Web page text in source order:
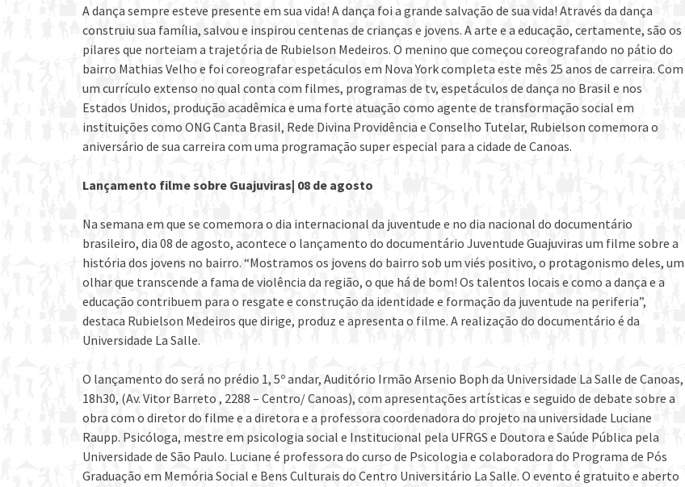
A dança sempre esteve presente em sua vida! A dança foi a grande salvação de sua vida! Através da dança
construiu sua família, salvou e inspirou centenas de crianças e jovens. A arte e a educação, certamente, são os
pilares que norteiam a trajetória de Rubielson Medeiros. O menino que começou coreografando no pátio do
bairro Mathias Velho e foi coreografar espetáculos em Nova York completa este mês 25 anos de carreira. Com
um currículo extenso no qual conta com filmes, programas de tv, espetáculos de dança no Brasil e nos
Estados Unidos, produção acadêmica e uma forte atuação como agente de transformação social em
instituições como ONG Canta Brasil, Rede Divina Providência e Conselho Tutelar, Rubielson comemora o
aniversário de sua carreira com uma programação super especial para a cidade de Canoas.
Lançamento filme sobre Guajuviras| 08 de agosto
Na semana em que se comemora o dia internacional da juventude e no dia nacional do documentário
brasileiro, dia 08 de agosto, acontece o lançamento do documentário Juventude Guajuviras um filme sobre a
história dos jovens no bairro. “Mostramos os jovens do bairro sob um viés positivo, o protagonismo deles, um
olhar que transcende a fama de violência da região, o que há de bom! Os talentos locais e como a dança e a
educação contribuem para o resgate e construção da identidade e formação da juventude na periferia”,
destaca Rubielson Medeiros que dirige, produz e apresenta o filme. A realização do documentário é da
Universidade La Salle.
O lançamento do será no prédio 1, 5º andar, Auditório Irmão Arsenio Boph da Universidade La Salle de Canoas,
18h30, (Av. Vitor Barreto , 2288 – Centro/ Canoas), com apresentações artísticas e seguido de debate sobre a
obra com o diretor do filme e a diretora e a professora coordenadora do projeto na universidade Luciane
Raupp. Psicóloga, mestre em psicologia social e Institucional pela UFRGS e Doutora e Saúde Pública pela
Universidade de São Paulo. Luciane é professora do curso de Psicologia e colaboradora do Programa de Pós
Graduação em Memória Social e Bens Culturais do Centro Universitário La Salle. O evento é gratuito e aberto